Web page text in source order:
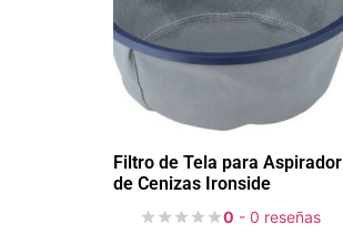
Filtro de Tela para Aspirador
de Cenizas Ironside
0 - 0 reseñas